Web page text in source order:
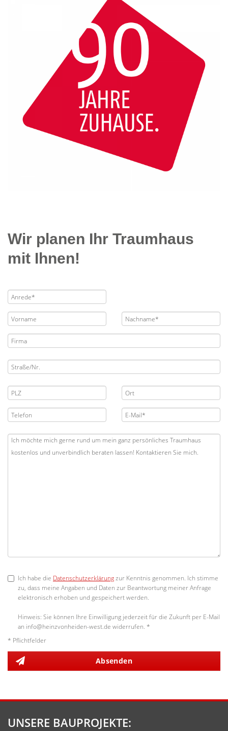
Wir planen Ihr Traumhaus
mit Ihnen!
Ich habe die Datenschutzerklärungzur Kenntnis genommen. Ich stimme
zu, dass meine Angaben und Daten zur Beantwortung meiner Anfrage
elektronisch erhoben und gespeichert werden.
Hinweis: Sie können Ihre Einwilligung jederzeit für die Zukunft per E-Mail
an info@heinzvonheiden-west.de widerrufen. *
* Pflichtfelder
Absenden
UNSERE BAUPROJEKTE: